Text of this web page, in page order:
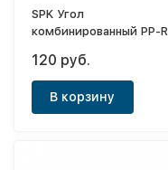
SPK Угол
комбинированный PP-R
120 руб.
В корзину